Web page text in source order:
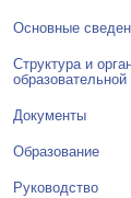
Основные
Структура и
Документы
Образование
Руководство